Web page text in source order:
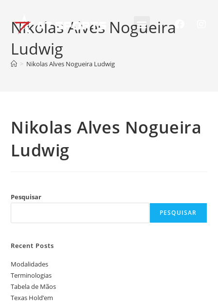
Nikolas Alves Nogueira
Ludwig
> Nikolas Alves Nogueira Ludwig
Nikolas Alves Nogueira
Ludwig
Pesquisar
PESQUISAR
Recent Posts
Modalidades
Terminologias
Tabela de Mãos
Texas Hold’em